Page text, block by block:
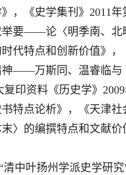
，《史学集刊》2011年
要——论〈明季南、北
代特点和创新价值》，
神——万斯同、温睿临与
印资料《历史学》2009
特点论析》，《天津社
〉的编撰特点和文献价
中叶扬州学派史学研究